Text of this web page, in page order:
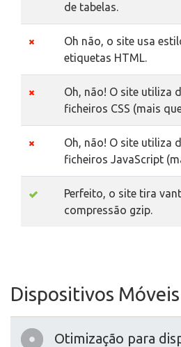
de tabelas.
Oh não, o site usa
etiquetas HTML.
Oh, não! O site utiliza
ficheiros CSS (mais
Oh, não! O site utiliza
ficheiros JavaScript
Perfeito, o site tira
compressão gzip.
Dispositivos Móveis
Otimização para